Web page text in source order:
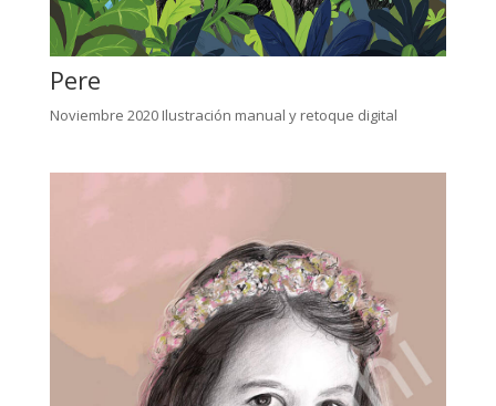
Pere
Noviembre 2020 Ilustración manual y retoque digital